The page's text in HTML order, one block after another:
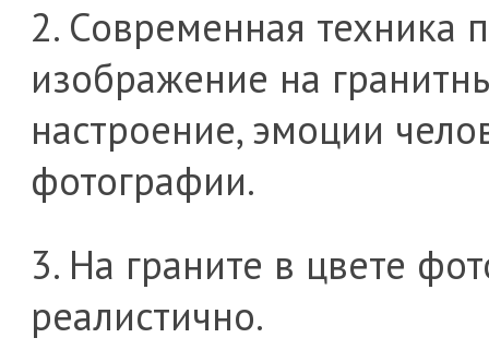
2. Современная техника
изображение на
настроение, эмоции
фотографии.
3. На граните в цвете
реалистично.